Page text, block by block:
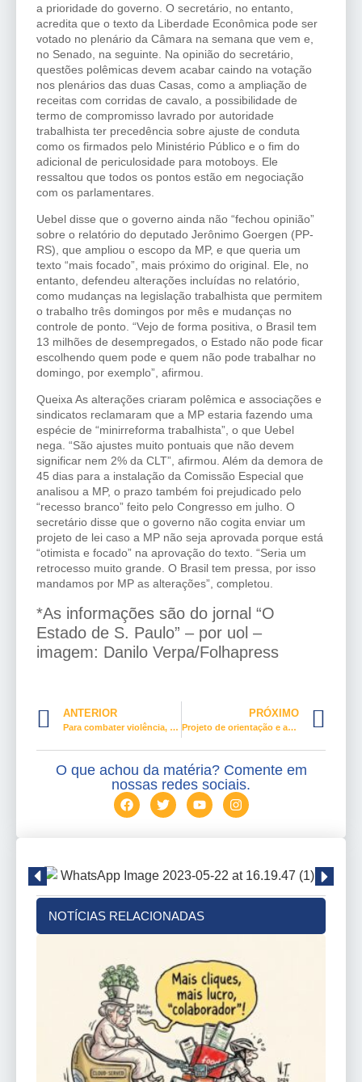
a prioridade do governo. O secretário, no entanto,
acredita que o texto da Liberdade Econômica pode ser
votado no plenário da Câmara na semana que vem e,
no Senado, na seguinte. Na opinião do secretário,
questões polêmicas devem acabar caindo na votação
nos plenários das duas Casas, como a ampliação de
receitas com corridas de cavalo, a possibilidade de
termo de compromisso lavrado por autoridade
trabalhista ter precedência sobre ajuste de conduta
como os firmados pelo Ministério Público e o fim do
adicional de periculosidade para motoboys. Ele
ressaltou que todos os pontos estão em negociação
com os parlamentares.
Uebel disse que o governo ainda não “fechou opinião”
sobre o relatório do deputado Jerônimo Goergen (PP-
RS), que ampliou o escopo da MP, e que queria um
texto “mais focado”, mais próximo do original. Ele, no
entanto, defendeu alterações incluídas no relatório,
como mudanças na legislação trabalhista que permitem
o trabalho três domingos por mês e mudanças no
controle de ponto. “Vejo de forma positiva, o Brasil tem
13 milhões de desempregados, o Estado não pode ficar
escolhendo quem pode e quem não pode trabalhar no
domingo, por exemplo”, afirmou.
Queixa As alterações criaram polêmica e associações e
sindicatos reclamaram que a MP estaria fazendo uma
espécie de “minirreforma trabalhista”, o que Uebel
nega. “São ajustes muito pontuais que não devem
significar nem 2% da CLT”, afirmou. Além da demora de
45 dias para a instalação da Comissão Especial que
analisou a MP, o prazo também foi prejudicado pelo
“recesso branco” feito pelo Congresso em julho. O
secretário disse que o governo não cogita enviar um
projeto de lei caso a MP não seja aprovada porque está
“otimista e focado” na aprovação do texto. “Seria um
retrocesso muito grande. O Brasil tem pressa, por isso
mandamos por MP as alterações”, completou.
*As informações são do jornal “O
Estado de S. Paulo” – por uol –
imagem: Danilo Verpa/Folhapress
ANTERIOR
Para combater violência, governo de SP lança site voltado para mulheres
PRÓXIMO
Projeto de orientação e atendimento psicológico para agressores de mulheres pode virar lei federal
O que achou da matéria? Comente em
nossas redes sociais.
NOTÍCIAS RELACIONADAS